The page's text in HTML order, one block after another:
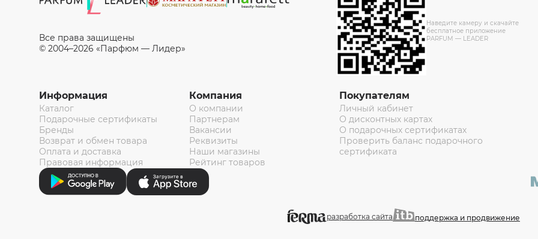
Все права защищены
© 2004–2026 «Парфюм — Лидер»
Наведите камеру и скачайте
бесплатное приложение
PARFUM — LEADER
Информация
Каталог
Подарочные сертификаты
Бренды
Возврат и обмен товара
Оплата и доставка
Правовая информация
Компания
О компании
Партнерам
Вакансии
Реквизиты
Наши магазины
Рейтинг товаров
Покупателям
Личный кабинет
О дисконтных картах
О подарочных сертификатах
Проверить баланс подарочного
сертификата
разработка сайта поддержка и продвижение